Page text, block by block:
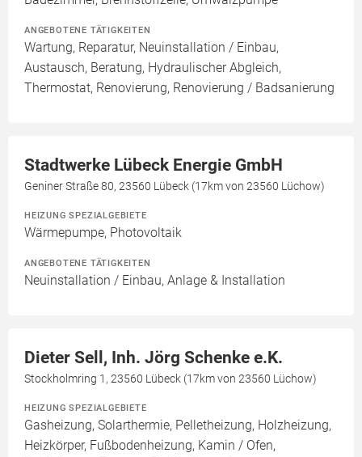
ANGEBOTENE TÄTIGKEITEN
Wartung, Reparatur, Neuinstallation / Einbau,
Austausch, Beratung, Hydraulischer Abgleich,
Thermostat, Renovierung, Renovierung / Badsanierung
Stadtwerke Lübeck Energie GmbH
Geniner Straße 80, 23560 Lübeck (17km von 23560 Lüchow)
HEIZUNG SPEZIALGEBIETE
Wärmepumpe, Photovoltaik
ANGEBOTENE TÄTIGKEITEN
Neuinstallation / Einbau, Anlage & Installation
Dieter Sell, Inh. Jörg Schenke e.K.
Stockholmring 1, 23560 Lübeck (17km von 23560 Lüchow)
HEIZUNG SPEZIALGEBIETE
Gasheizung, Solarthermie, Pelletheizung, Holzheizung,
Heizkörper, Fußbodenheizung, Kamin / Ofen,